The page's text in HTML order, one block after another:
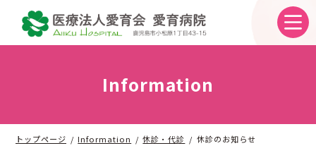
ン
ー
Information
トップページ Information 休診・代診 休診のお知らせ